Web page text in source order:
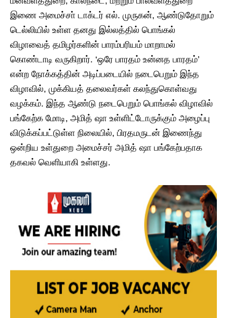
இணை அமைச்சா் டாக்டர் எல். முருகன், ஆண்டுதோறும்
டெல்லியில் உள்ள தனது இல்லத்தில் பொங்கல்
விழாவைத் தமிழர்களின் பாரம்பரியம் மாறாமல்
கொண்டாடி வருகிறார். ‘ஒரே பாரதம் உன்னத பாரதம்’
என்ற நோக்கத்தின் அடிப்படையில் நடைபெறும் இந்த
விழாவில், முக்கியத் தலைவர்கள் கலந்துகொள்வது
வழக்கம். இந்த ஆண்டு நடைபெறும் பொங்கல் விழாவில்
பங்கேற்க மோடி, அமித் ஷா உள்ளிட்டோருக்கும் அழைப்பு
விடுக்கப்பட்டுள்ள நிலையில், பிரதமருடன் இணைந்து
ஒன்றிய உள்துறை அமைச்சர் அமித் ஷா பங்கேற்பதாக
தகவல் வெளியாகி உள்ளது.